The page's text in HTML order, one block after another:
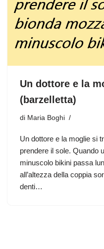
Un dottore e la
(barzelletta)
di Maria Boghi
Un dottore e la moglie si
prendere il sole. Quando
minuscolo bikini passa
all’altezza della coppia
denti…